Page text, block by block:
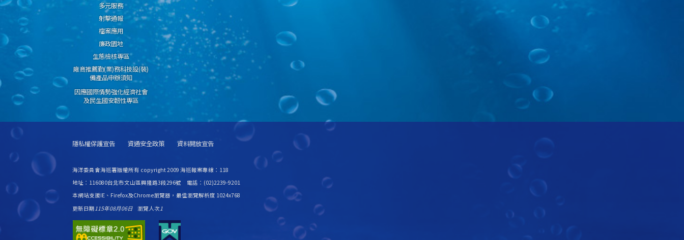
多元服務
射擊通報
檔案應用
廉政園地
生態檢核專區
廠商推薦勤(業)務科技設(裝)
備產品申辦須知
因應國際情勢強化經濟社會
及民生國安韌性專區
隱私權保護宣告 資通安全政策 資料開放宣告
海洋委員會海巡署版權所有 copyright 2009 海巡報案專線：118
地址：116080台北市文山區興隆路3段296號 電話：(02)2239-9201
本網站支援IE、Firefox及Chrome瀏覽器，最佳瀏覽解析度 1024x768
更新日期115年08月06日 瀏覽人次1